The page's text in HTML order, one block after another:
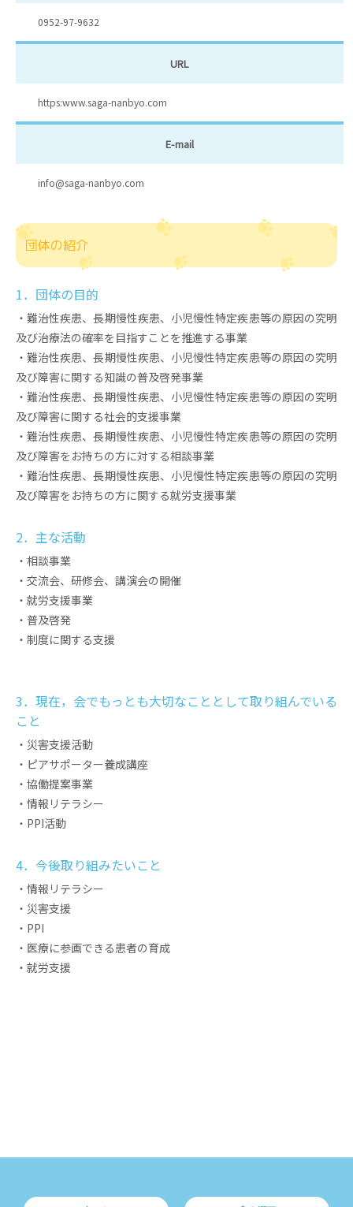
0952-97-9632
URL
https:www.saga-nanbyo.com
E-mail
info@saga-nanbyo.com
団体の紹介
1．団体の目的
・難治性疾患、長期慢性疾患、小児慢性特定疾患等の原因の究明
及び治療法の確率を目指すことを推進する事業
・難治性疾患、長期慢性疾患、小児慢性特定疾患等の原因の究明
及び障害に関する知識の普及啓発事業
・難治性疾患、長期慢性疾患、小児慢性特定疾患等の原因の究明
及び障害に関する社会的支援事業
・難治性疾患、長期慢性疾患、小児慢性特定疾患等の原因の究明
及び障害をお持ちの方に対する相談事業
・難治性疾患、長期慢性疾患、小児慢性特定疾患等の原因の究明
及び障害をお持ちの方に関する就労支援事業
2．主な活動
・相談事業
・交流会、研修会、講演会の開催
・就労支援事業
・普及啓発
・制度に関する支援
3．現在，会でもっとも大切なこととして取り組んでいる
こと
・災害支援活動
・ピアサポーター養成講座
・協働提案事業
・情報リテラシー
・PPI活動
4．今後取り組みたいこと
・情報リテラシー
・災害支援
・PPI
・医療に参画できる患者の育成
・就労支援